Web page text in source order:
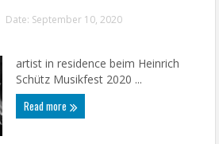
Date: September 10, 2020
artist in residence beim Heinrich
Schütz Musikfest 2020 ...
Read more